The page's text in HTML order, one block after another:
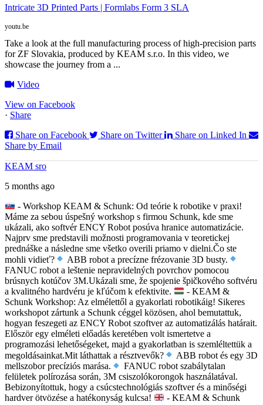
Intricate 3D Printed Parts | Formlabs Form 3 SLA
youtu.be
Take a look at the full manufacturing process of high-precision parts
for ZF Slovakia, produced by KEAM s.r.o. In this video, we
showcase the journey from a ...
Video
View on Facebook
· Share
Share on Facebook
Share on Twitter
Share on Linked In
Share by Email
KEAM sro
5 months ago
- Workshop KEAM & Schunk: Od teórie k robotike v praxi!
Máme za sebou úspešný workshop s firmou Schunk, kde sme
ukázali, ako softvér ENCY Robot posúva hranice automatizácie.
Najprv sme predstavili možnosti programovania v teoretickej
prednáške a následne sme všetko overili priamo v dielni.Čo ste
mohli vidieť?
ABB robot a precízne frézovanie 3D busty.
FANUC robot a leštenie nepravidelných povrchov pomocou
brúsnych kotúčov 3M.Ukázali sme, že spojenie špičkového softvéru
a kvalitného hardvéru je kľúčom k efektivite.
- KEAM &
Schunk Workshop: Az elmélettől a gyakorlati robotikáig! Sikeres
workshopot zártunk a Schunk céggel közösen, ahol bemutattuk,
hogyan feszegeti az ENCY Robot szoftver az automatizálás határait.
Először egy elméleti előadás keretében volt ismertetve a
programozási lehetőségeket, majd a gyakorlatban is szemléltettük a
megoldásainkat.Mit láthattak a résztvevők?
ABB robot és egy 3D
mellszobor precíziós marása.
FANUC robot szabálytalan
felületek polírozása során, 3M csiszolókorongok használatával.
Bebizonyítottuk, hogy a csúcstechnológiás szoftver és a minőségi
hardver ötvözése a hatékonyság kulcsa!
- KEAM & Schunk